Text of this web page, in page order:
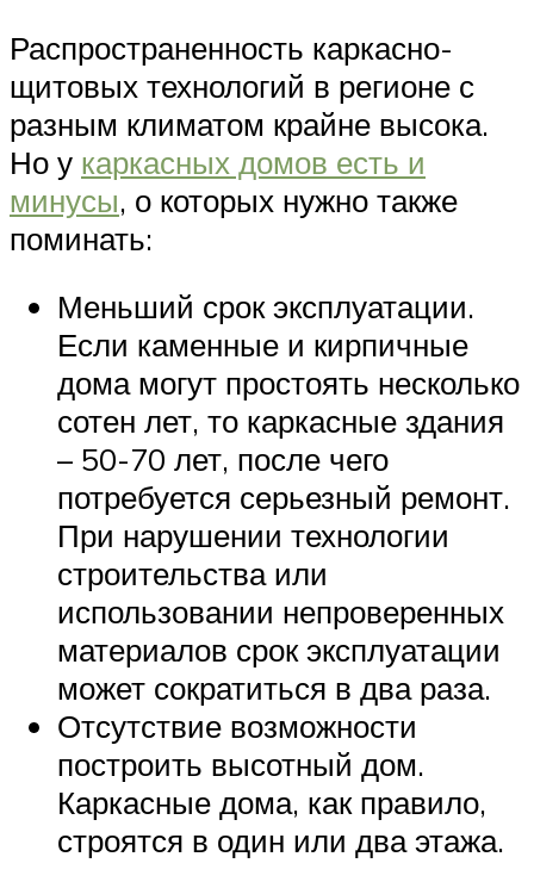
Распространенность каркасно-
щитовых технологий в регионе с
разным климатом крайне высока.
Но у каркасных домов есть и
минусы, о которых нужно также
поминать:
Меньший срок эксплуатации.
Если каменные и кирпичные
дома могут простоять несколько
сотен лет, то каркасные здания
– 50-70 лет, после чего
потребуется серьезный ремонт.
При нарушении технологии
строительства или
использовании непроверенных
материалов срок эксплуатации
может сократиться в два раза.
Отсутствие возможности
построить высотный дом.
Каркасные дома, как правило,
строятся в один или два этажа.